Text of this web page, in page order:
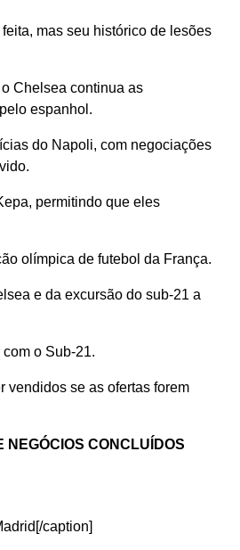
mas seu histórico de lesões
Chelsea continua as
espanhol.
do Napoli, com negociações
permitindo que eles
olímpica de futebol da França.
e da excursão do sub-21 a
o Sub-21.
vendidos se as ofertas forem
NEGÓCIOS CONCLUÍDOS
caption]